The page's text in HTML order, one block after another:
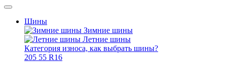
Шины
Зимние шины
Летние шины
Категория износа, как выбрать шины?
205 55 R16